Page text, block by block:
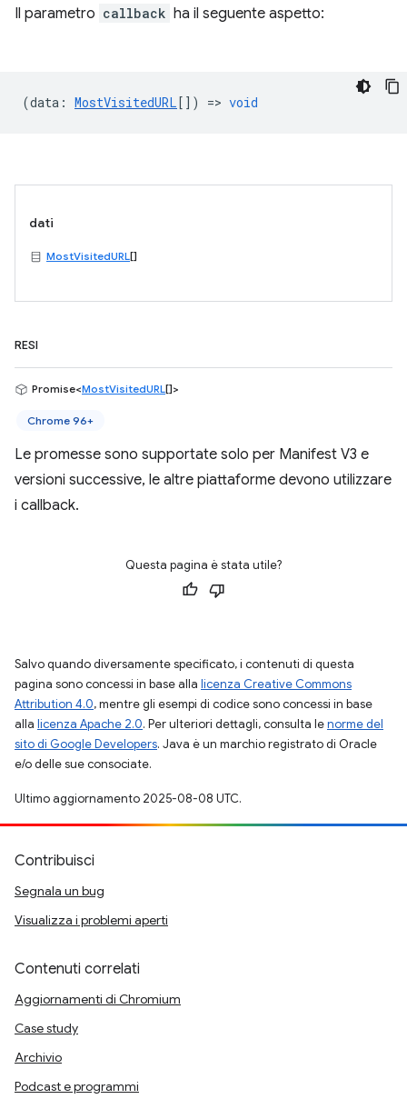
Il parametro callback ha il seguente aspetto:
(data : MostVisitedURL[]) => void
dati
MostVisitedURL[]
RESI
Promise<MostVisitedURL[]>
Chrome 96+
Le promesse sono supportate solo per Manifest V3 e
versioni successive, le altre piattaforme devono utilizzare
i callback.
Questa pagina è stata utile?
Salvo quando diversamente specificato, i contenuti di questa
pagina sono concessi in base alla licenza Creative Commons
Attribution 4.0, mentre gli esempi di codice sono concessi in base
alla licenza Apache 2.0. Per ulteriori dettagli, consulta lenorme del
sito di Google Developers. Java è un marchio registrato di Oracle
e/o delle sue consociate.
Ultimo aggiornamento 2025-08-08 UTC.
Contribuisci
Segnala un bug
Visualizza i problemi aperti
Contenuti correlati
Aggiornamenti di Chromium
Case study
Archivio
Podcast e programmi